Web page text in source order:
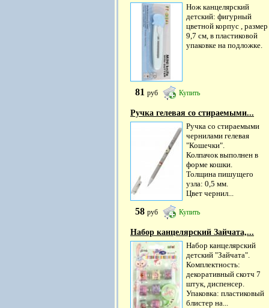
Нож канцелярский
детский: фигурный
цветной корпус , размер
9,7 см, в пластиковой
упаковке на подложке.
81 руб Купить
Ручка гелевая со стираемыми...
Ручка со стираемыми
чернилами гелевая
"Кошечки".
Колпачок выполнен в
форме кошки.
Толщина пишущего
узла: 0,5 мм.
Цвет чернил...
58 руб Купить
Набор канцелярский Зайчата,...
Набор канцелярский
детский "Зайчата".
Комплектность:
декоративный скотч 7
штук, диспенсер.
Упаковка: пластиковый
блистер на...